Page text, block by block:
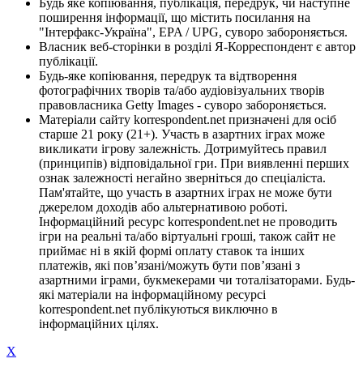
поширення інформації, що містить посилання на
"Інтерфакс-Україна", EPA / UPG, суворо забороняється.
Власник веб-сторінки в розділі Я-Корреспондент є автор
публікації.
Будь-яке копіювання, передрук та відтворення
фотографічних творів та/або аудіовізуальних творів
правовласника Getty Images - суворо забороняється.
Матеріали сайту korrespondent.net призначені для осіб
старше 21 року (21+). Участь в азартних іграх може
викликати ігрову залежність. Дотримуйтесь правил
(принципів) відповідальної гри. При виявленні перших
ознак залежності негайно зверніться до спеціаліста.
Пам'ятайте, що участь в азартних іграх не може бути
джерелом доходів або альтернативою роботі.
Інформаційний ресурс korrespondent.net не проводить
ігри на реальні та/або віртуальні гроші, також сайт не
приймає ні в якій формі оплату ставок та інших
платежів, які пов’язані/можуть бути пов’язані з
азартними іграми, букмекерами чи тоталізаторами. Будь-
які матеріали на інформаційному ресурсі
korrespondent.net публікуються виключно в
інформаційних цілях.
X